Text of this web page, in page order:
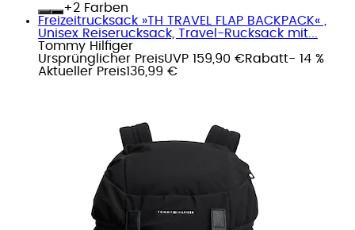
+
Farben
Freizeitrucksack »TH TRAVEL FLAP BACKPACK« ,
Unisex Reiserucksack, Travel-Rucksack mit...
Tommy Hilfiger
Ursprünglicher PreisUVP 159,90 €Rabatt- 14 %
Aktueller Preis136,99 €